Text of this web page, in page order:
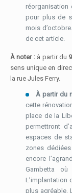
pour plus de
mois
de cet article.
À noter : à partir du
sens unique en
la rue Jules Ferry.
À partir du
cette
place de la
permettront
espaces de
zones
encore
Gambetta
L’implantation
plus agréable.